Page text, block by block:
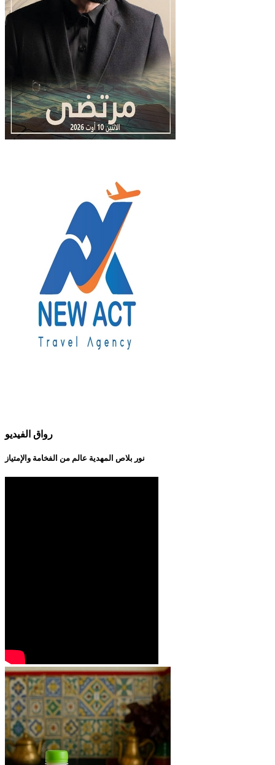
رواق الفيديو
نور بلاص المهدية عالم من الفخامة والإمتياز